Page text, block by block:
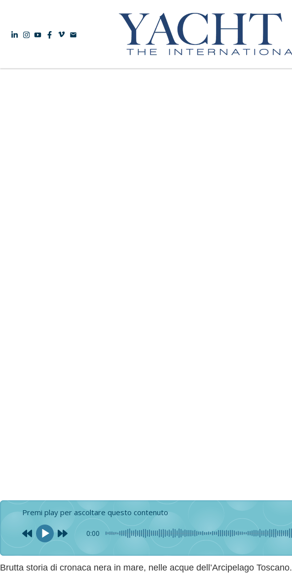
Premi play per ascoltare questo contenuto
0:00
Brutta storia di cronaca nera in mare, nelle acque dell’Arcipelago Toscano.